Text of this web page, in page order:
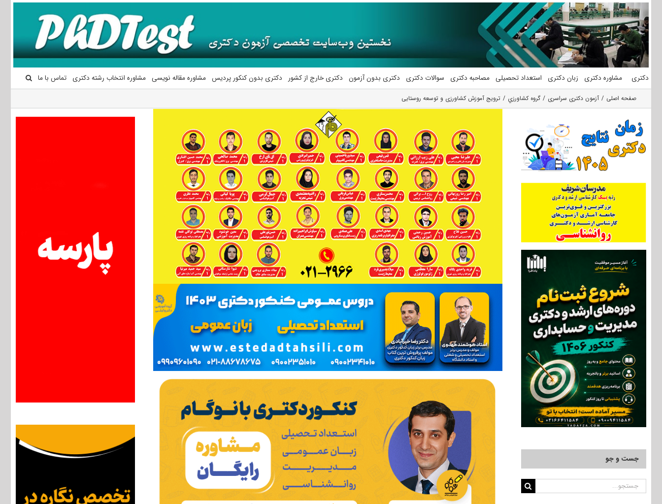
محتوا
دکتری مشاوره دکتری زبان دکتری استعداد تحصیلی مصاحبه دکتری سوالات دکتری دکتری بدون آزمون دکتری خارج از کشور دکتری بدون کنکور پردیس مشاوره مقاله نویسی مشاوره انتخاب رشته دکتری تماس با ما
صفحه اصلی آزمون دکتری سراسری گروه كشاورزي ترویج آموزش کشاورزی و توسعه روستایی
جست و جو
جستجو